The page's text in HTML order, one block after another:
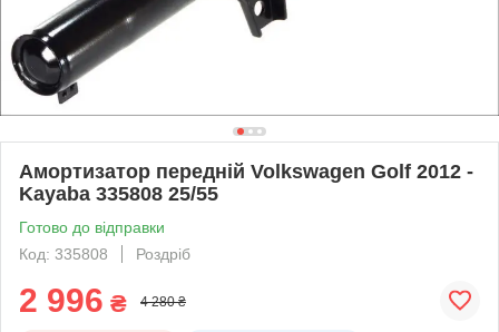
Амортизатор передній Volkswagen Golf 2012 -
Kayaba 335808 25/55
Готово до відправки
Код: 335808
Роздріб
2 996 ₴ 4 280 ₴